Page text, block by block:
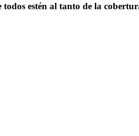
estén al tanto de la